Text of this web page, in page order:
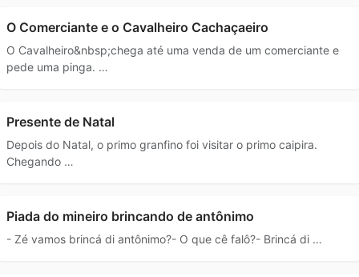
O Comerciante e o Cavalheiro Cachaçaeiro
O Cavalheiro&nbsp;chega até uma venda de um comerciante e
pede uma pinga. …
Presente de Natal
Depois do Natal, o primo granfino foi visitar o primo caipira.
Chegando …
Piada do mineiro brincando de antônimo
- Zé vamos brincá di antônimo?- O que cê falô?- Brincá di …